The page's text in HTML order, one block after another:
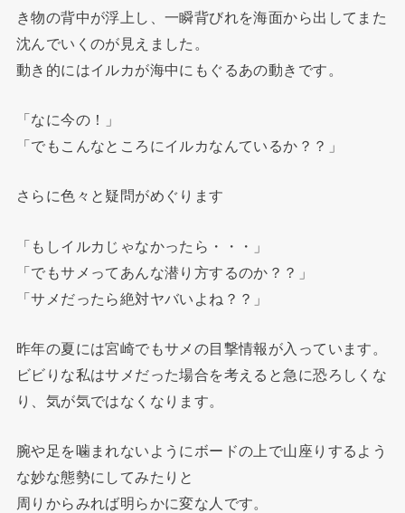
き物の背中が浮上し、一瞬背びれを海面から出してまた
沈んでいくのが見えました。
動き的にはイルカが海中にもぐるあの動きです。
「なに今の！」
「でもこんなところにイルカなんているか？？」
さらに色々と疑問がめぐります
「もしイルカじゃなかったら・・・」
「でもサメってあんな潜り方するのか？？」
「サメだったら絶対ヤバいよね？？」
昨年の夏には宮崎でもサメの目撃情報が入っています。
ビビりな私はサメだった場合を考えると急に恐ろしくな
り、気が気ではなくなります。
腕や足を噛まれないようにボードの上で山座りするよう
な妙な態勢にしてみたりと
周りからみれば明らかに変な人です。